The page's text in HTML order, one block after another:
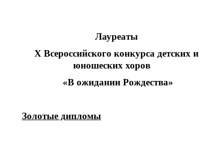
Лауреаты
X Всероссийского конкурса детских и
юношеских хоров
«В ожидании Рождества»
Золотые дипломы